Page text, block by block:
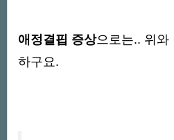
애정결핍 증상으로는.. 위와
하구요.